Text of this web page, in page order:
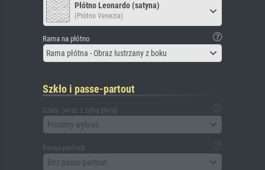
Płótno Leonardo (satyna)
(Płótno Venezia)
Rama na płótno
Rama płótna - Obraz lustrzany z boku
Szkło i passe-partout
Szkło (wraz z tylną płytą)
Prosimy wybrać
Passe-partout
Bez passe-partout